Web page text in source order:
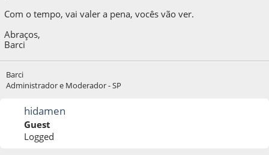
Com o tempo, vai valer a pena, vocês vão ver.
Abraços,
Barci
Barci
Administrador e Moderador - SP
hidamen
Guest
Logged